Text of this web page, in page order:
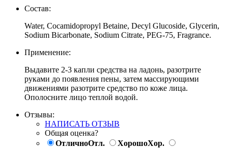
Состав:
Water, Cocamidopropyl Betaine, Decyl Glucoside, Glycerin,
Sodium Bicarbonate, Sodium Citrate, PEG-75, Fragrance.
Применение:
Выдавите 2-3 капли средства на ладонь, разотрите
руками до появления пены, затем массирующими
движениями разотрите средство по коже лица.
Ополосните лицо теплой водой.
Отзывы:
НАПИСАТЬ ОТЗЫВ
Общая оценка?
ОтличноОтл. ХорошоХор.